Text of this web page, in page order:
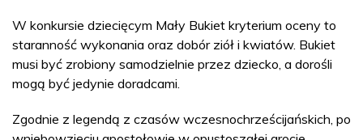
W konkursie dziecięcym Mały Bukiet kryterium oceny to
staranność wykonania oraz dobór ziół i kwiatów. Bukiet
musi być zrobiony samodzielnie przez dziecko, a dorośli
mogą być jedynie doradcami.
Zgodnie z legendą z czasów wczesnochrześcijańskich, po